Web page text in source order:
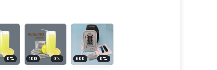
0% 100 0% 600 0%